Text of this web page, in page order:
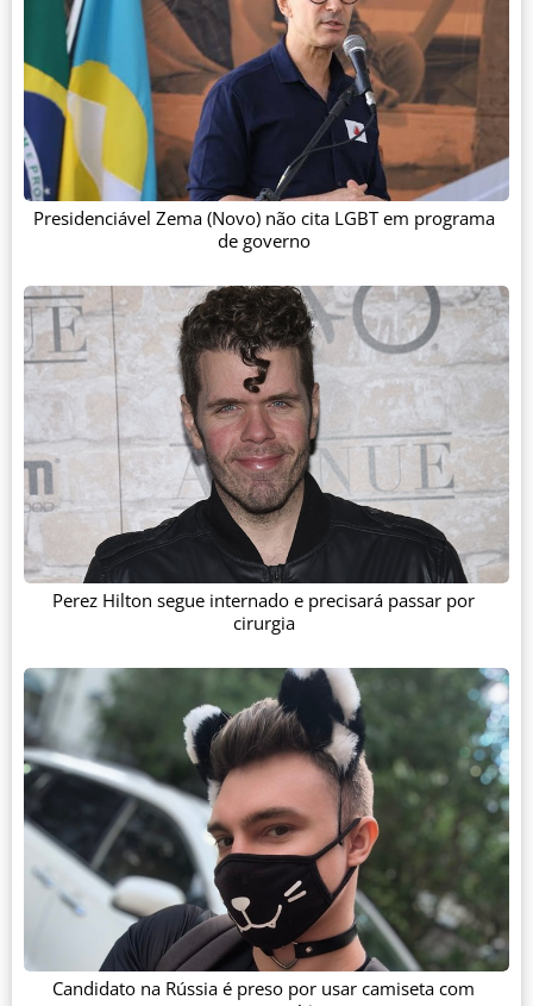
Presidenciável Zema (Novo) não cita LGBT em programa
de governo
Perez Hilton segue internado e precisará passar por
cirurgia
Candidato na Rússia é preso por usar camiseta com